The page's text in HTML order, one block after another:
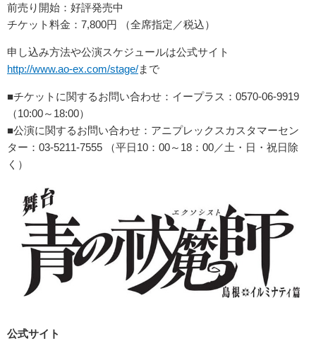
前売り開始：好評発売中
チケット料金：7,800円 （全席指定／税込）
申し込み方法や公演スケジュールは公式サイト
http://www.ao-ex.com/stage/まで
■チケットに関するお問い合わせ：イープラス：0570-06-9919
（10:00～18:00）
■公演に関するお問い合わせ：アニプレックスカスタマーセン
ター：03-5211-7555 （平日10：00～18：00／土・日・祝日除
く）
公式サイト